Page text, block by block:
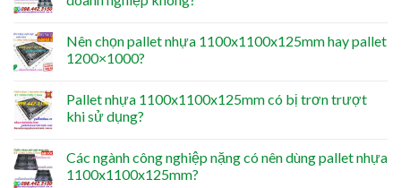
Nên chọn pallet nhựa 1100x1100x125mm hay pallet
1200×1000?
Pallet nhựa 1100x1100x125mm có bị trơn trượt
khi sử dụng?
Các ngành công nghiệp nặng có nên dùng pallet nhựa
1100x1100x125mm?